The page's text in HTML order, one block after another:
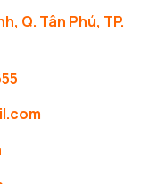
Q. Tân Phú, TP.